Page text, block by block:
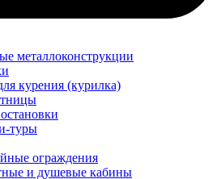
металлоконструкции
курения (курилка)
туры
ограждения
и душевые кабины